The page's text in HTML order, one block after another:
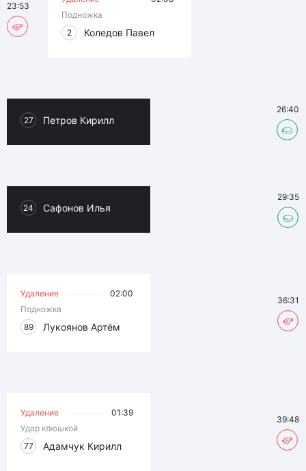
Подножка
2
Коледов Павел
23:53
27 Петров Кирилл
26:40
24 Сафонов Илья
29:35
Удаление
02:00
Подножка
89
Лукоянов Артём
36:31
Удаление
01:39
Удар клюшкой
77
Адамчук Кирилл
39:48